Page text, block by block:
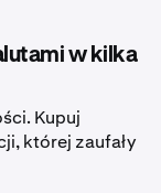
w kilka
Kupuj
której zaufały